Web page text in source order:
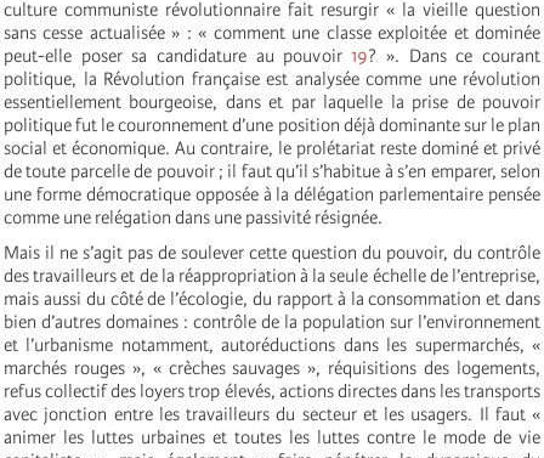
culture communiste révolutionnaire fait resurgir « la vieille question
sans cesse actualisée » : « comment une classe exploitée et dominée
peut-elle poser sa candidature au pouvoir19? ». Dans ce courant
politique, la Révolution française est analysée comme une révolution
essentiellement bourgeoise, dans et par laquelle la prise de pouvoir
politique fut le couronnement d’une position déjà dominante sur le plan
social et économique. Au contraire, le prolétariat reste dominé et privé
de toute parcelle de pouvoir ; il faut qu’il s’habitue à s’en emparer, selon
une forme démocratique opposée à la délégation parlementaire pensée
comme une relégation dans une passivité résignée.
Mais il ne s’agit pas de soulever cette question du pouvoir, du contrôle
des travailleurs et de la réappropriation à la seule échelle de l’entreprise,
mais aussi du côté de l’écologie, du rapport à la consommation et dans
bien d’autres domaines : contrôle de la population sur l’environnement
et l’urbanisme notamment, autoréductions dans les supermarchés, «
marchés rouges », « crèches sauvages », réquisitions des logements,
refus collectif des loyers trop élevés, actions directes dans les transports
avec jonction entre les travailleurs du secteur et les usagers. Il faut «
animer les luttes urbaines et toutes les luttes contre le mode de vie